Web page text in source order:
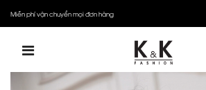
Miễn phí vận chuyển mọi đơn hàng